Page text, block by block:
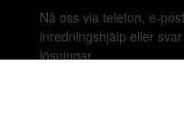
Nå oss via telefon, e-
inredningshjälp eller
lösningar.